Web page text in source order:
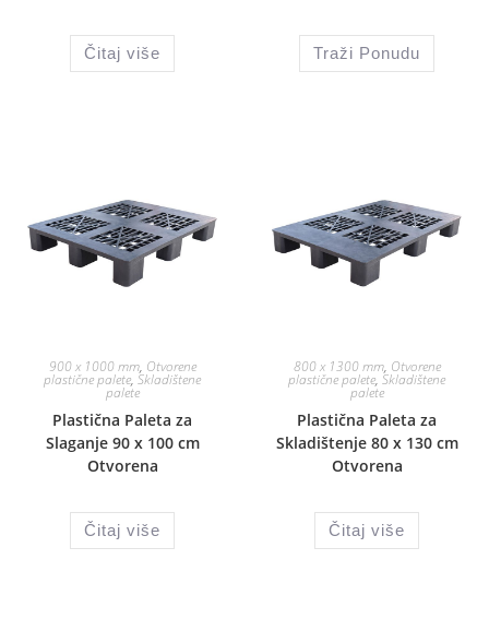
Čitaj više Traži Ponudu
900 x 1000 mm, Otvorene
plastične palete, Skladištene
palete
Plastična Paleta za
Slaganje 90 x 100 cm
Otvorena
Čitaj više
800 x 1300 mm, Otvorene
plastične palete, Skladištene
palete
Plastična Paleta za
Skladištenje 80 x 130 cm
Otvorena
Čitaj više